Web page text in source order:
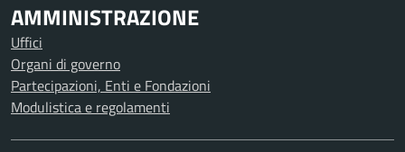
AMMINISTRAZIONE
Uffici
Organi di governo
Partecipazioni, Enti e Fondazioni
Modulistica e regolamenti